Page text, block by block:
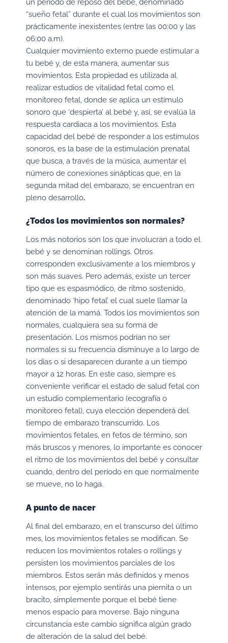
“sueño fetal” durante el cual los movimientos son
prácticamente inexistentes (entre las 00:00 y las
06:00 a.m).
Cualquier movimiento externo puede estimular a
tu bebé y, de esta manera, aumentar sus
movimientos. Esta propiedad es utilizada al
realizar estudios de vitalidad fetal como el
monitoreo fetal, donde se aplica un estímulo
sonoro que ‘despierta’ al bebé y, así, se evalúa la
respuesta cardiaca a los movimientos. Esta
capacidad del bebé de responder a los estímulos
sonoros, es la base de la estimulación prenatal
que busca, a través de la música, aumentar el
número de conexiones sinápticas que, en la
segunda mitad del embarazo, se encuentran en
pleno desarrollo.
¿Todos los movimientos son normales?
Los más notorios son los que involucran a todo el
bebé y se denominan rollings. Otros
corresponden exclusivamente a los miembros y
son más suaves. Pero además, existe un tercer
tipo que es espasmódico, de ritmo sostenido,
denominado ‘hipo fetal’ el cual suele llamar la
atención de la mamá. Todos los movimientos son
normales, cualquiera sea su forma de
presentación. Los mismos podrían no ser
normales si su frecuencia disminuye a lo largo de
los días o si desaparecen durante a un tiempo
mayor a 12 horas. En este caso, siempre es
conveniente verificar el estado de salud fetal con
un estudio complementario (ecografía o
monitoreo fetal), cuya elección dependerá del
tiempo de embarazo transcurrido. Los
movimientos fetales, en fetos de término, son
más bruscos y menores, lo importante es conocer
el ritmo de los movimientos del bebé y consultar
cuando, dentro del período en que normalmente
se mueve, no lo haga.
A punto de nacer
Al final del embarazo, en el transcurso del último
mes, los movimientos fetales se modifican. Se
reducen los movimientos rotales o rollings y
persisten los movimientos parciales de los
miembros. Estos serán más definidos y menos
intensos, por ejemplo sentirás una piernita o un
bracito, simplemente porque el bebé tiene
menos espacio para moverse. Bajo ninguna
circunstancia este cambio significa algún grado
de alteración de la salud del bebé.